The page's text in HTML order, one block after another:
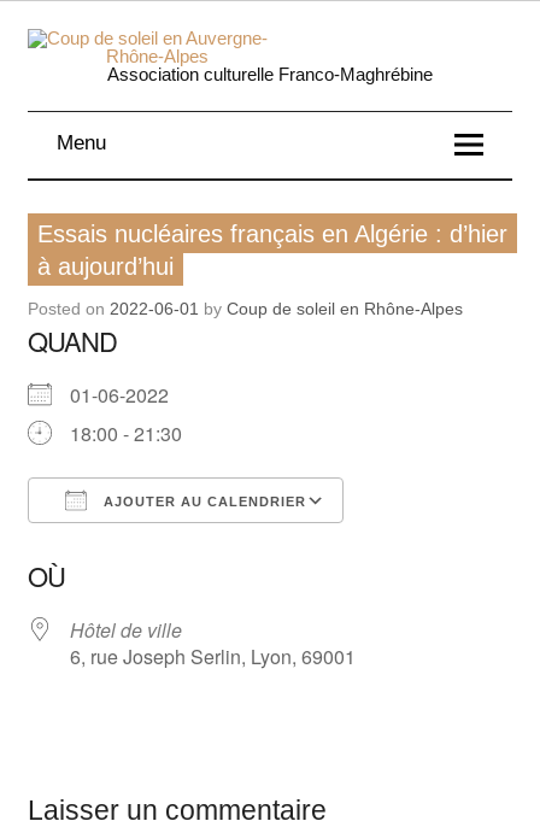
Skip
content
Coup
soleil
Association culturelle Franco-Maghrébine
Menu
Essais nucléaires français en Algérie : d’hier
à aujourd’hui
Posted on 2022-06-01 by Coup de soleil en Rhône-Alpes
QUAND
01-06-2022
18:00 - 21:30
AJOUTER AU CALENDRIER
OÙ
Hôtel de ville
6, rue Joseph Serlin, Lyon, 69001
Laisser un commentaire